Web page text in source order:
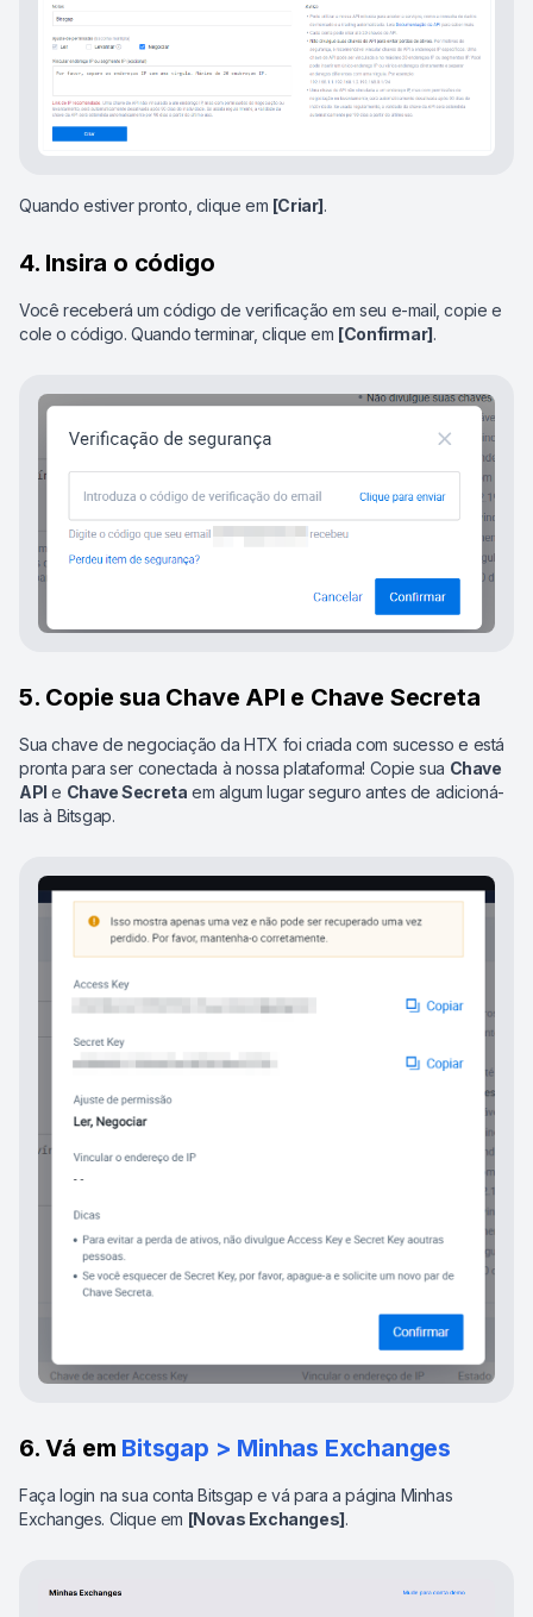
Quando estiver pronto, clique em [Criar].
4. Insira o código
Você receberá um código de verificação em seu e-mail, copie e
cole o código. Quando terminar, clique em [Confirmar].
5. Copie sua Chave API e Chave Secreta
Sua chave de negociação da HTX foi criada com sucesso e está
pronta para ser conectada à nossa plataforma! Copie sua Chave
API e Chave Secreta em algum lugar seguro antes de adicioná-
las à Bitsgap.
6. Vá em Bitsgap > Minhas Exchanges
Faça login na sua conta Bitsgap e vá para a página Minhas
Exchanges. Clique em [Novas Exchanges].